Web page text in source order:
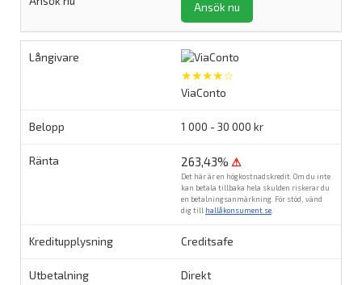
Ansök nu
★★★★☆
ViaConto
1 000 - 30 000 kr
263,43% ⚠
Det här är en högkostnadskredit. Om du inte
kan betala tillbaka hela skulden riskerar du
en betalningsanmärkning. För stöd, vänd
dig till hallåkonsument.se
Creditsafe
Direkt